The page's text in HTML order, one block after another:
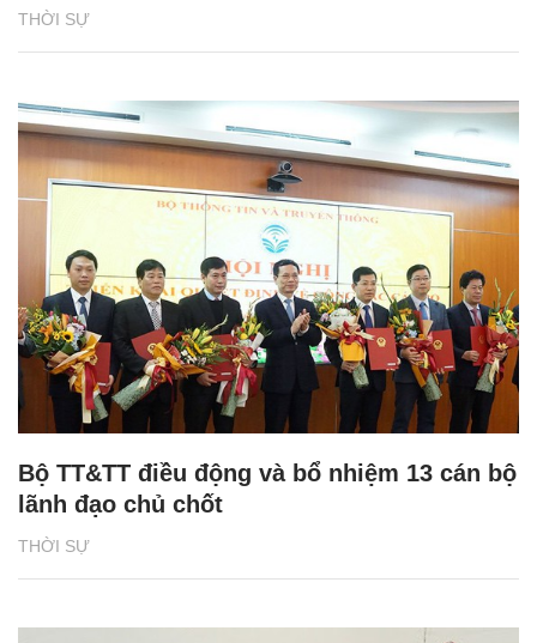
THỜI SỰ
THỜI SỰ
Bộ TT&TT điều động và bổ nhiệm 13 cán bộ
lãnh đạo chủ chốt